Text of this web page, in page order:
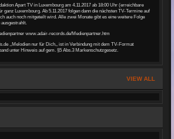
Apart TV in Luxembourg am 4.11.2017 ab 18:00 Uhr (erreichbare
ganz Luxembourg. Ab 5.11.2017 folgen dann die nächsten TV-Termine auf
auch noch mitgeteilt wird. Alle zwei Monate gibt es eine weitere Folge
www.adair-records .de/Medienpartner.htm
,,Melodien nur für Dich,, ist in Verbindung mit dem TV-Format
unter Hinweis auf gem. §5 Abs.3 Markenschutzgesetz.
VIEW ALL